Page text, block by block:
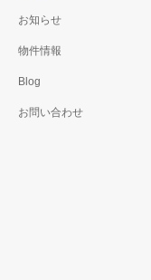
お知らせ
物件情報
Blog
お問い合わせ